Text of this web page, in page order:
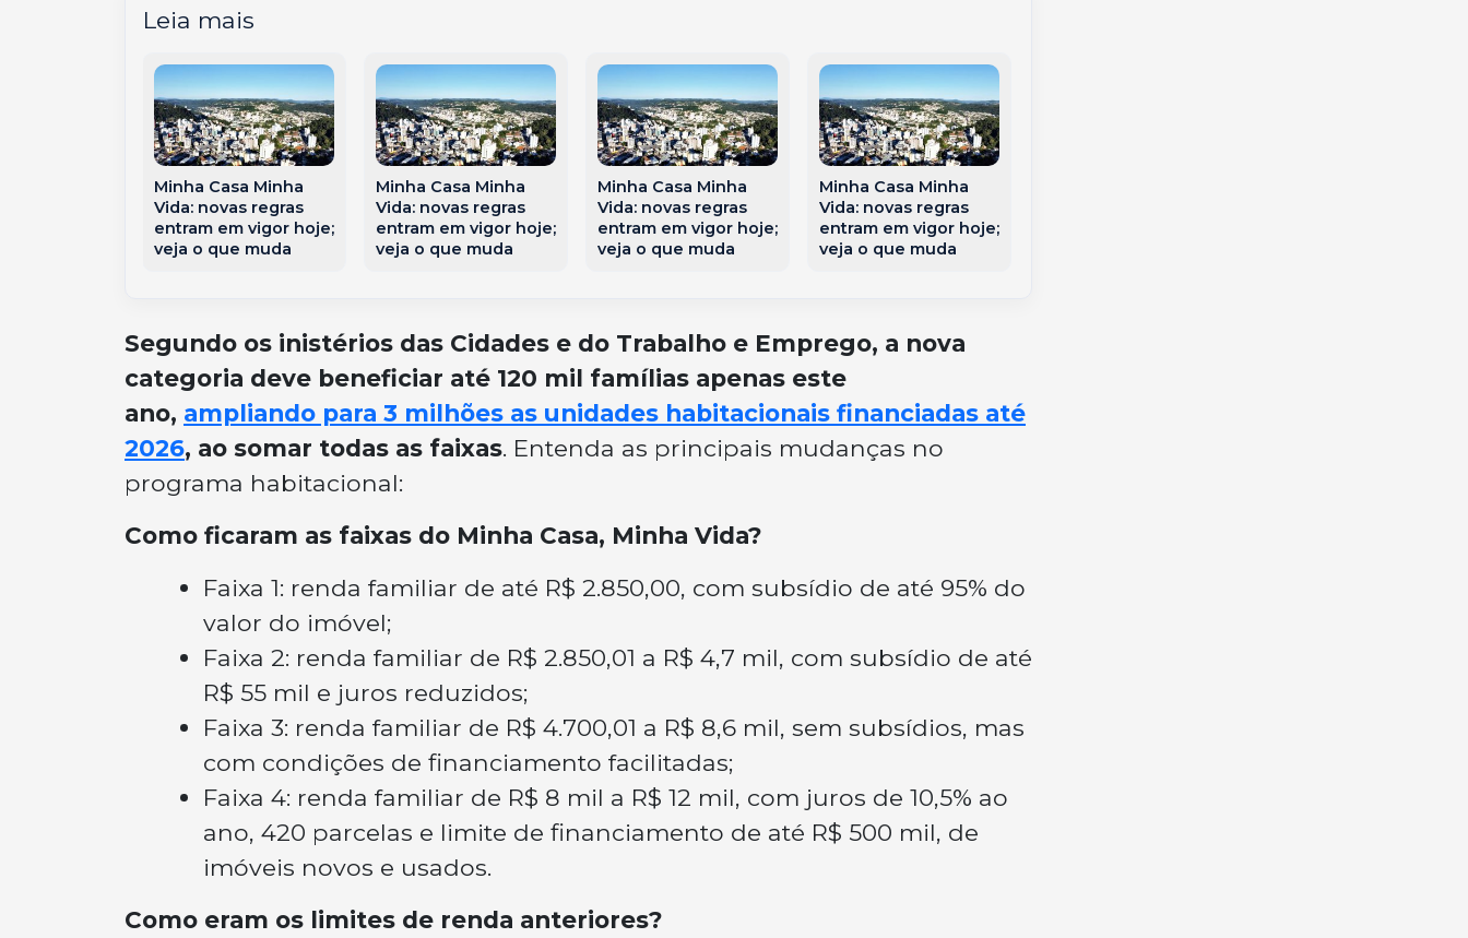
Leia mais
Minha Casa Minha
Vida: novas regras
entram em vigor hoje;
veja o que muda
Minha Casa Minha
Vida: novas regras
entram em vigor hoje;
veja o que muda
Minha Casa Minha
Vida: novas regras
entram em vigor hoje;
veja o que muda
Minha Casa Minha
Vida: novas regras
entram em vigor hoje;
veja o que muda
Segundo os inistérios das Cidades e do Trabalho e Emprego, a nova
categoria deve beneficiar até 120 mil famílias apenas este
ano, ampliando para 3 milhões as unidades habitacionais financiadas até
2026, ao somar todas as faixas. Entenda as principais mudanças no
programa habitacional:
Como ficaram as faixas do Minha Casa, Minha Vida?
Faixa 1: renda familiar de até R$ 2.850,00, com subsídio de até 95% do
valor do imóvel;
Faixa 2: renda familiar de R$ 2.850,01 a R$ 4,7 mil, com subsídio de até
R$ 55 mil e juros reduzidos;
Faixa 3: renda familiar de R$ 4.700,01 a R$ 8,6 mil, sem subsídios, mas
com condições de financiamento facilitadas;
Faixa 4: renda familiar de R$ 8 mil a R$ 12 mil, com juros de 10,5% ao
ano, 420 parcelas e limite de financiamento de até R$ 500 mil, de
imóveis novos e usados.
Como eram os limites de renda anteriores?